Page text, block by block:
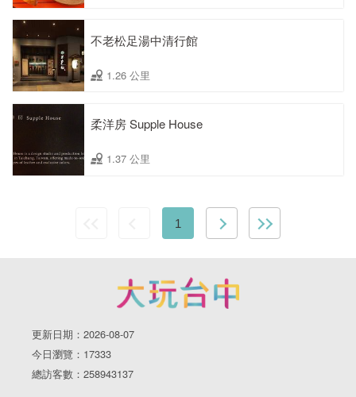
不老松足湯中清行館
1.26 公里
柔洋房 Supple House
1.37 公里
1
更新日期：2026-08-07
今日瀏覽：17333
總訪客數：258943137